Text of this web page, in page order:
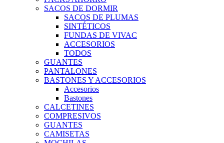
SACOS DE DORMIR
SACOS DE PLUMAS
SINTÉTICOS
FUNDAS DE VIVAC
ACCESORIOS
TODOS
GUANTES
PANTALONES
BASTONES Y ACCESORIOS
Accesorios
Bastones
CALCETINES
COMPRESIVOS
GUANTES
CAMISETAS